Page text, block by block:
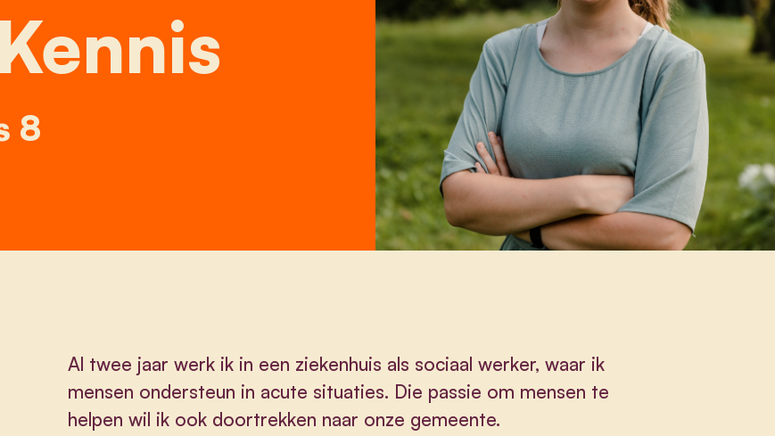
8
Al twee jaar werk ik in een ziekenhuis als sociaal werker, waar ik
mensen ondersteun in acute situaties. Die passie om mensen te
helpen wil ik ook doortrekken naar onze gemeente.